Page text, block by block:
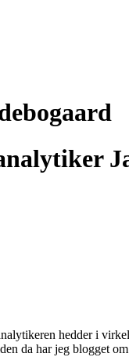
hedder i
da har jeg blogget